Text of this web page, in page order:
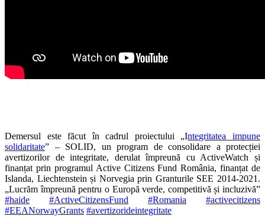
Demersul este făcut în cadrul proiectului „Integritatea impune
solidaritate” – SOLID, un program de consolidare a protecției
avertizorilor de integritate, derulat împreună cu ActiveWatch și
finanțat prin programul Active Citizens Fund România, finanțat de
Islanda, Liechtenstein și Norvegia prin Granturile SEE 2014-2021.
„Lucrăm împreună pentru o Europă verde, competitivă și incluzivă”
#haide
#ActiveCitizensFund #Romania
#activecitizens
#EEANorwayGrants #avertizorideintegritate